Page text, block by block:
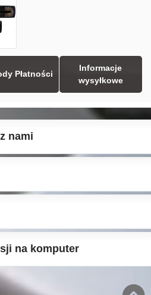
Płatności
Informacje
wysyłkowe
nami
na komputer